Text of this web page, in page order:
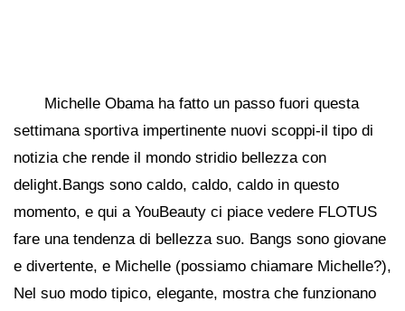
Michelle Obama ha fatto un passo fuori questa
settimana sportiva impertinente nuovi scoppi-il tipo di
notizia che rende il mondo stridio bellezza con
delight.Bangs sono caldo, caldo, caldo in questo
momento, e qui a YouBeauty ci piace vedere FLOTUS
fare una tendenza di bellezza suo. Bangs sono giovane
e divertente, e Michelle (possiamo chiamare Michelle?),
Nel suo modo tipico, elegante, mostra che funzionano